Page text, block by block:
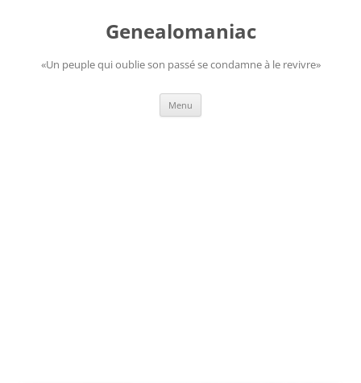
Genealomaniac
«Un peuple qui oublie son passé se condamne à le revivre»
Menu